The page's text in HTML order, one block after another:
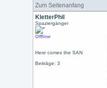
Zum Seitenanfang
KletterPhil
Spaziergänger
Offline
Here comes the SAN
Beiträge: 3